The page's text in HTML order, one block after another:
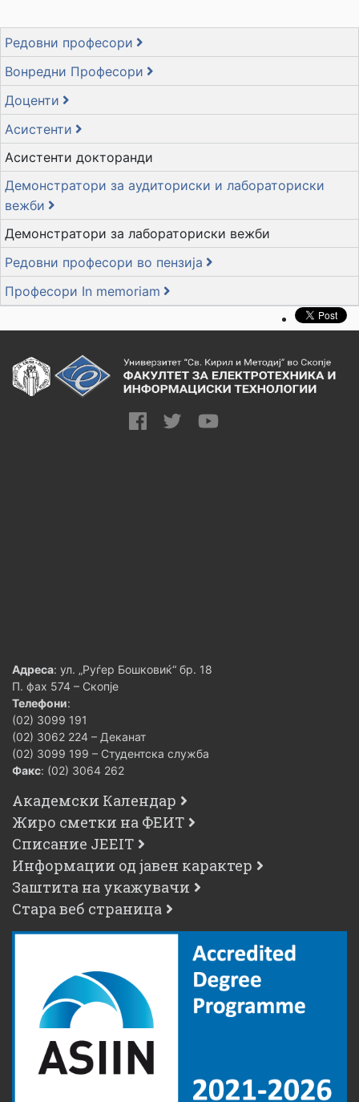
Редовни професори
Вонредни Професори
Доценти
Асистенти
Асистенти докторанди
Демонстратори за аудиториски и лабораториски
вежби
Демонстратори за лабораториски вежби
Редовни професори во пензија
Професори In memoriam
Адреса: ул. „Руѓер Бошковиќ“ бр. 18
П. фах 574 – Скопје
Телефони:
(02) 3099 191
(02) 3062 224 – Деканат
(02) 3099 199 – Студентска служба
Факс: (02) 3064 262
Академски Календар
Жиро сметки на ФЕИТ
Списание JEEIT
Информации од јавен карактер
Заштита на укажувачи
Стара веб страница